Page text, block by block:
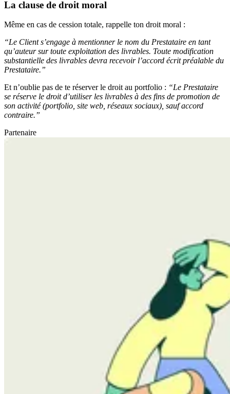
La clause de droit moral
Même en cas de cession totale, rappelle ton droit moral :
“Le Client s’engage à mentionner le nom du Prestataire en tant
qu’auteur sur toute exploitation des livrables. Toute modification
substantielle des livrables devra recevoir l’accord écrit préalable du
Prestataire.”
Et n’oublie pas de te réserver le droit au portfolio : “Le Prestataire
se réserve le droit d’utiliser les livrables à des fins de promotion de
son activité (portfolio, site web, réseaux sociaux), sauf accord
contraire.”
Partenaire